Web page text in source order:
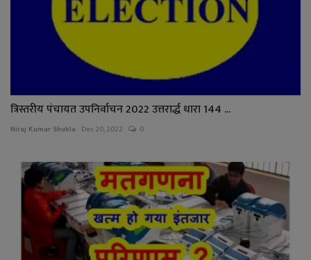
त्रिस्तरीय पंचायत उपनिर्वाचन 2022 उत्तरार्द्ध धारा 144 ...
Niraj Kumar Shukla Dec 20, 2022 0